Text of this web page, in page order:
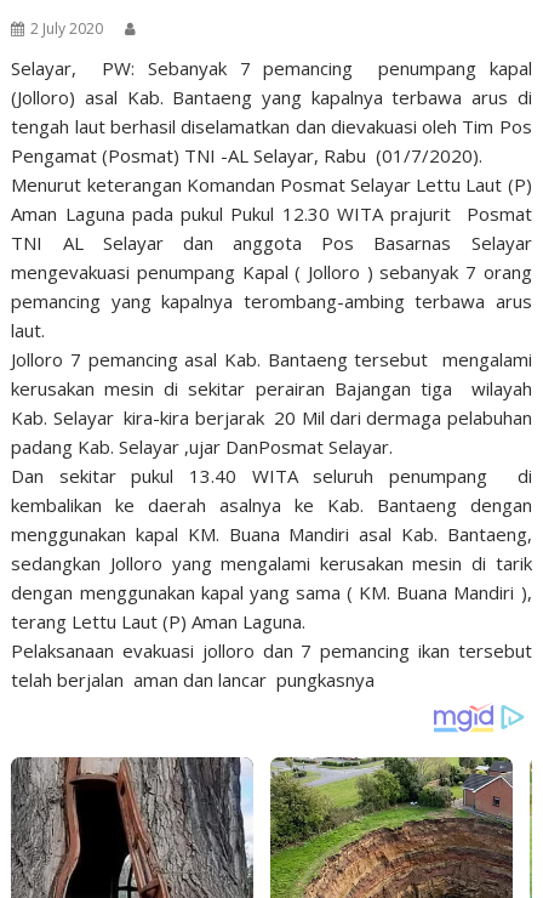
2 July 2020
Selayar, PW: Sebanyak 7 pemancing penumpang kapal
(Jolloro) asal Kab. Bantaeng yang kapalnya terbawa arus di
tengah laut berhasil diselamatkan dan dievakuasi oleh Tim Pos
Pengamat (Posmat) TNI -AL Selayar, Rabu (01/7/2020).
Menurut keterangan Komandan Posmat Selayar Lettu Laut (P)
Aman Laguna pada pukul Pukul 12.30 WITA prajurit Posmat
TNI AL Selayar dan anggota Pos Basarnas Selayar
mengevakuasi penumpang Kapal ( Jolloro ) sebanyak 7 orang
pemancing yang kapalnya terombang-ambing terbawa arus
laut.
Jolloro 7 pemancing asal Kab. Bantaeng tersebut mengalami
kerusakan mesin di sekitar perairan Bajangan tiga wilayah
Kab. Selayar kira-kira berjarak 20 Mil dari dermaga pelabuhan
padang Kab. Selayar ,ujar DanPosmat Selayar.
Dan sekitar pukul 13.40 WITA seluruh penumpang di
kembalikan ke daerah asalnya ke Kab. Bantaeng dengan
menggunakan kapal KM. Buana Mandiri asal Kab. Bantaeng,
sedangkan Jolloro yang mengalami kerusakan mesin di tarik
dengan menggunakan kapal yang sama ( KM. Buana Mandiri ),
terang Lettu Laut (P) Aman Laguna.
Pelaksanaan evakuasi jolloro dan 7 pemancing ikan tersebut
telah berjalan aman dan lancar pungkasnya